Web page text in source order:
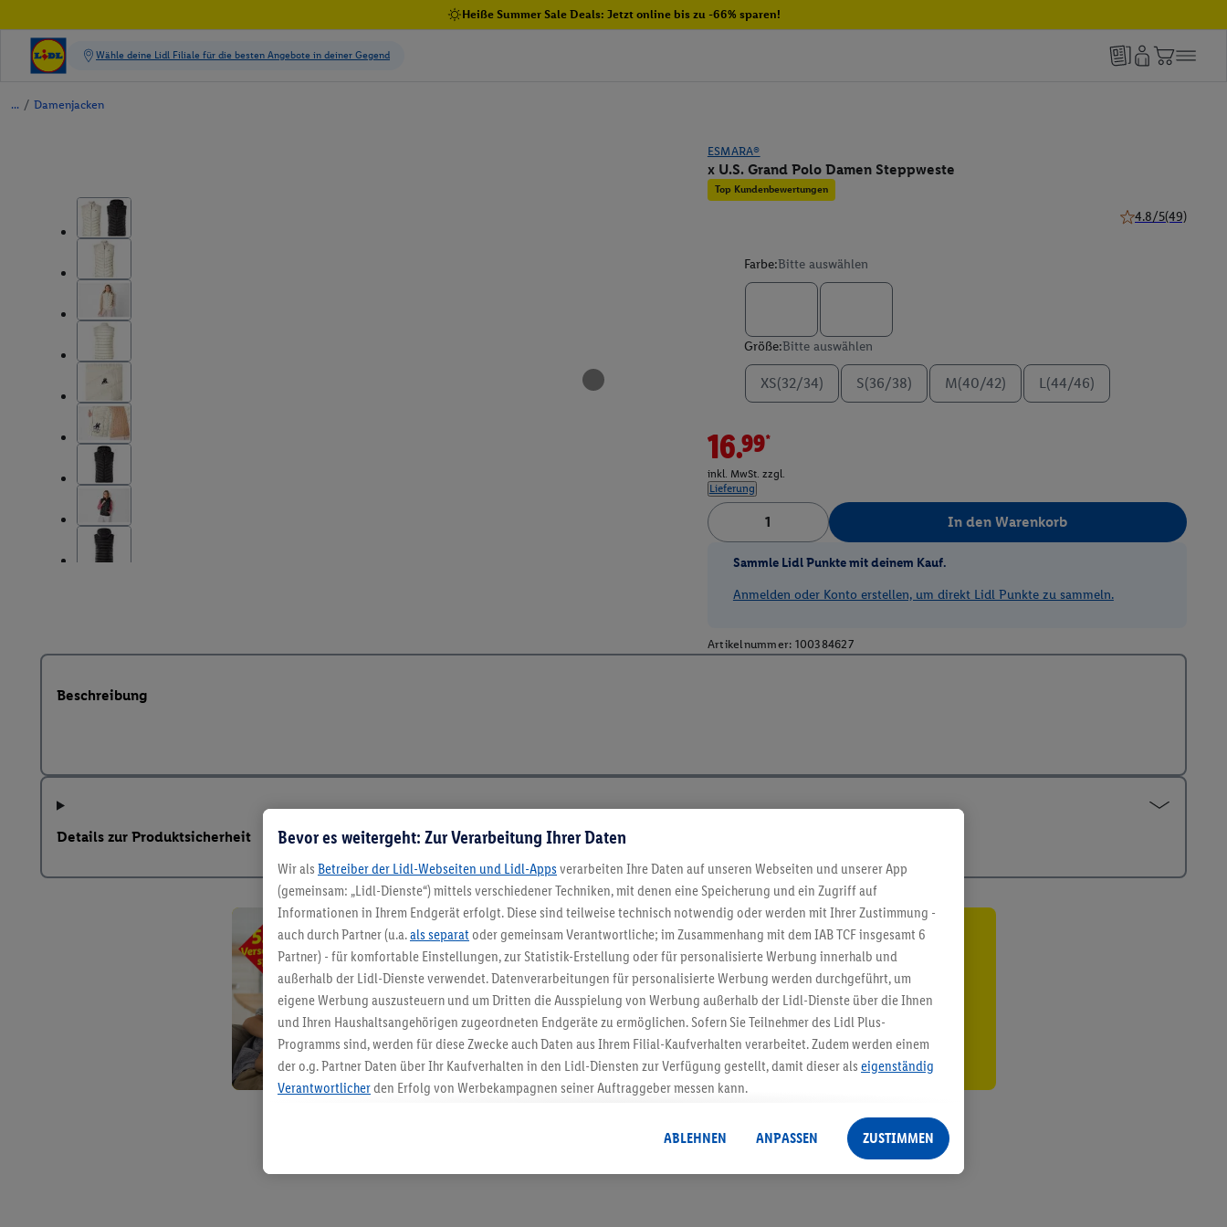
Heiße Summer Sale Deals: Jetzt online bis zu -66% sparen!
/ Damenjacken
ESMARA®
x U.S. Grand Polo Damen Steppweste
Top Kundenbewertungen
4.8/5(49)
Farbe:Bitte auswählen
Größe:Bitte auswählen
XS(32/34) S(36/38) M(40/42) L(44/46)
16.99*
inkl. MwSt. zzgl.
Lieferung
In den Warenkorb
Sammle Lidl Punkte mit deinem Kauf.
Anmelden oder Konto erstellen, um direkt Lidl Punkte zu sammeln.
Artikelnummer: 100384627
Beschreibung
Details zur Produktsicherheit
5.95 € Versand sparen³²ᵃ
Jetzt zum Newsletter anmelden
Gutschein sichern!
Bevor es weitergeht: Zur Verarbeitung Ihrer Daten
Wir als Betreiber der Lidl-Webseiten und Lidl-Apps verarbeiten Ihre Daten auf unseren Webseiten und unserer App
(gemeinsam: „Lidl-Dienste“) mittels verschiedener Techniken, mit denen eine Speicherung und ein Zugriff auf
Informationen in Ihrem Endgerät erfolgt. Diese sind teilweise technisch notwendig oder werden mit Ihrer Zustimmung -
auch durch Partner (u.a.als separat oder gemeinsam Verantwortliche; im Zusammenhang mit dem IAB TCF insgesamt 6
Partner) - für komfortable Einstellungen, zur Statistik-Erstellung oder für personalisierte Werbung innerhalb und
außerhalb der Lidl-Dienste verwendet. Datenverarbeitungen für personalisierte Werbung werden durchgeführt, um
eigene Werbung auszusteuern und um Dritten die Ausspielung von Werbung außerhalb der Lidl-Dienste über die Ihnen
und Ihren Haushaltsangehörigen zugeordneten Endgeräte zu ermöglichen. Sofern Sie Teilnehmer des Lidl Plus-
Programms sind, werden für diese Zwecke auch Daten aus Ihrem Filial-Kaufverhalten verarbeitet. Zudem werden einem
der o.g. Partner Daten über Ihr Kaufverhalten in den Lidl-Diensten zur Verfügung gestellt, damit dieser als eigenständig
Verantwortlicherden Erfolg von Werbekampagnen seiner Auftraggeber messen kann.
angereicherten Profilen. Dies umfasst die Zusammenführung von Daten (z.B. über Ihre Nutzung der Lidl-Dienste, Ihr
Kaufverhalten in den Lidl-Diensten, Informationen aus Ihrem Kundenkonto - z.B. Alter oder Geschlecht - sowie Ihre
genauen Standortdaten) auch über verschiedene Endgeräte und Lidl-Dienste hinweg einschließlich dem Speichern von
ABLEHNEN ANPASSEN ZUSTIMMEN